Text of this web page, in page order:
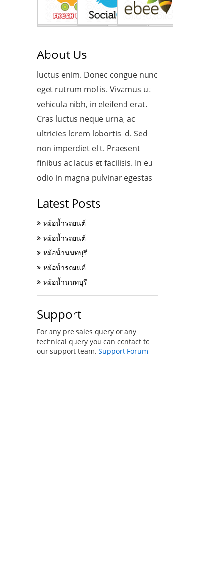
About Us
luctus enim. Donec congue nunc
eget rutrum mollis. Vivamus ut
vehicula nibh, in eleifend erat.
Cras luctus neque urna, ac
ultricies lorem lobortis id. Sed
non imperdiet elit. Praesent
finibus ac lacus et facilisis. In eu
odio in magna pulvinar egestas
Latest Posts
หม้อน้ำรถยนต์
หม้อน้ำรถยนต์
หม้อน้ำนนทบุรี
หม้อน้ำรถยนต์
หม้อน้ำนนทบุรี
Support
For any pre sales query or any
technical query you can contact to
our support team. Support Forum